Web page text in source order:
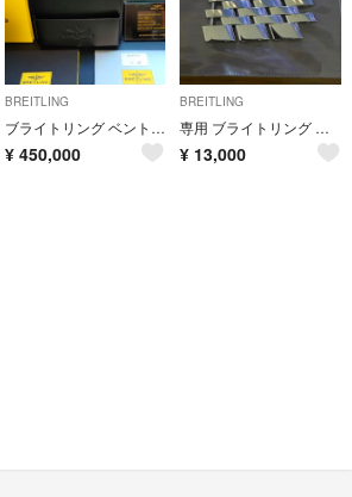
BREITLING
ブライトリング ベントレー B05 ユニタイム
¥ 450,000
BREITLING
専用 ブライトリング クロノマット44 純正ベルトコマ
¥ 13,000